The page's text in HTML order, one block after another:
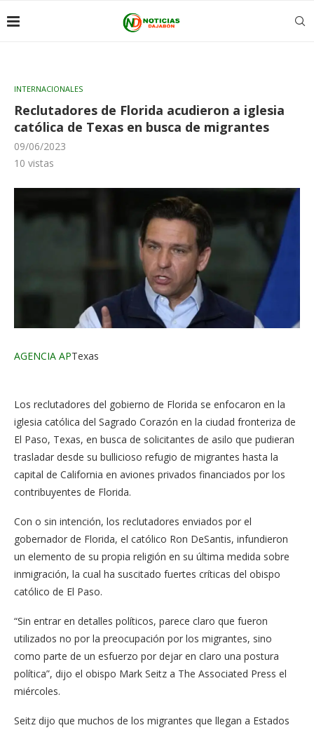
INTERNACIONALES
Reclutadores de Florida acudieron a iglesia
católica de Texas en busca de migrantes
09/06/2023
10 vistas
AGENCIA APTexas
Los reclutadores del gobierno de Florida se enfocaron en la
iglesia católica del Sagrado Corazón en la ciudad fronteriza de
El Paso, Texas, en busca de solicitantes de asilo que pudieran
trasladar desde su bullicioso refugio de migrantes hasta la
capital de California en aviones privados financiados por los
contribuyentes de Florida.
Con o sin intención, los reclutadores enviados por el
gobernador de Florida, el católico Ron DeSantis, infundieron
un elemento de su propia religión en su última medida sobre
inmigración, la cual ha suscitado fuertes críticas del obispo
católico de El Paso.
“Sin entrar en detalles políticos, parece claro que fueron
utilizados no por la preocupación por los migrantes, sino
como parte de un esfuerzo por dejar en claro una postura
política”, dijo el obispo Mark Seitz a The Associated Press el
miércoles.
Seitz dijo que muchos de los migrantes que llegan a Estados